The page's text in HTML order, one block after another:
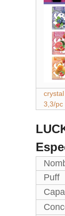
3,3/pc
Puff